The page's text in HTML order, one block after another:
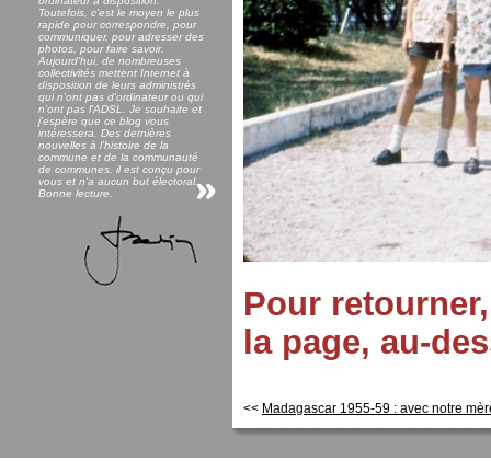
Toutefois, c'est le moyen le plus
rapide pour correspondre, pour
communiquer, pour adresser des
photos, pour faire savoir.
Aujourd'hui, de nombreuses
collectivités mettent Internet à
disposition de leurs administrés
qui n'ont pas d'ordinateur ou qui
n'ont pas l'ADSL. Je souhaite et
j'espère que ce blog vous
intéressera. Des dernières
nouvelles à l'histoire de la
commune et de la communauté
de communes, il est conçu pour
vous et n'a aucun but électoral.
Bonne lecture.
Pour
la page, au-
<< Madagascar 1955-59 : avec notre